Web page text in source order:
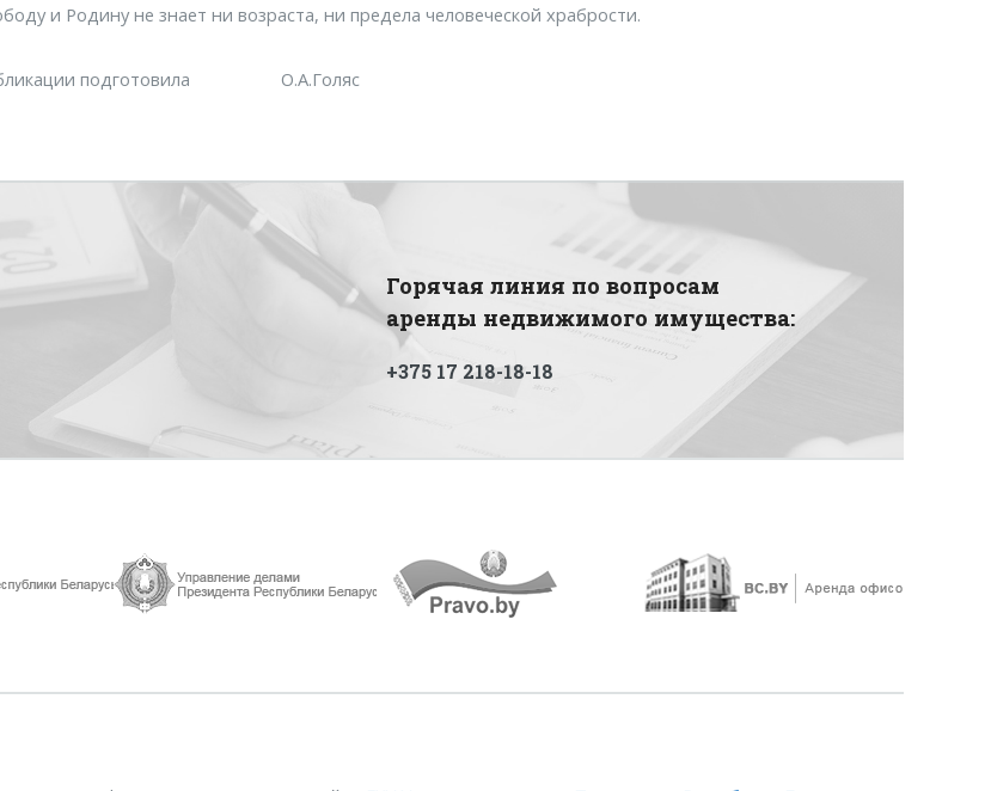
и Родину не знает ни возраста, ни предела человеческой храбрости.
подготовила О.А.Голяс
Горячая линия по вопросам
аренды недвижимого имущества:
+375 17 218-18-18